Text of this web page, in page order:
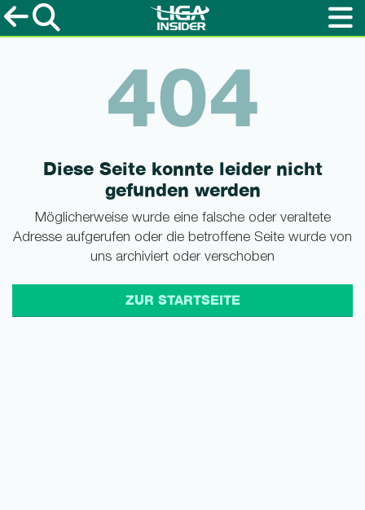
404
Diese Seite konnte leider nicht
gefunden werden
Möglicherweise wurde eine falsche oder veraltete
Adresse aufgerufen oder die betroffene Seite wurde von
uns archiviert oder verschoben
ZUR STARTSEITE